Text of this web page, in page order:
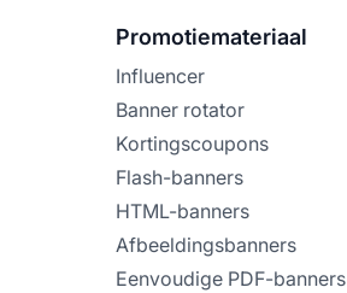
Promotiemateriaal
Influencer
Banner rotator
Kortingscoupons
Flash-banners
HTML-banners
Afbeeldingsbanners
Eenvoudige PDF-banners